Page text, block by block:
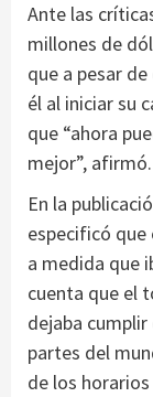
Ante las
millones de
que a pesar
él al iniciar su
que “ahora
mejor”, afirmó.
En la
especificó que
a medida que
cuenta que el
dejaba
partes del
de los